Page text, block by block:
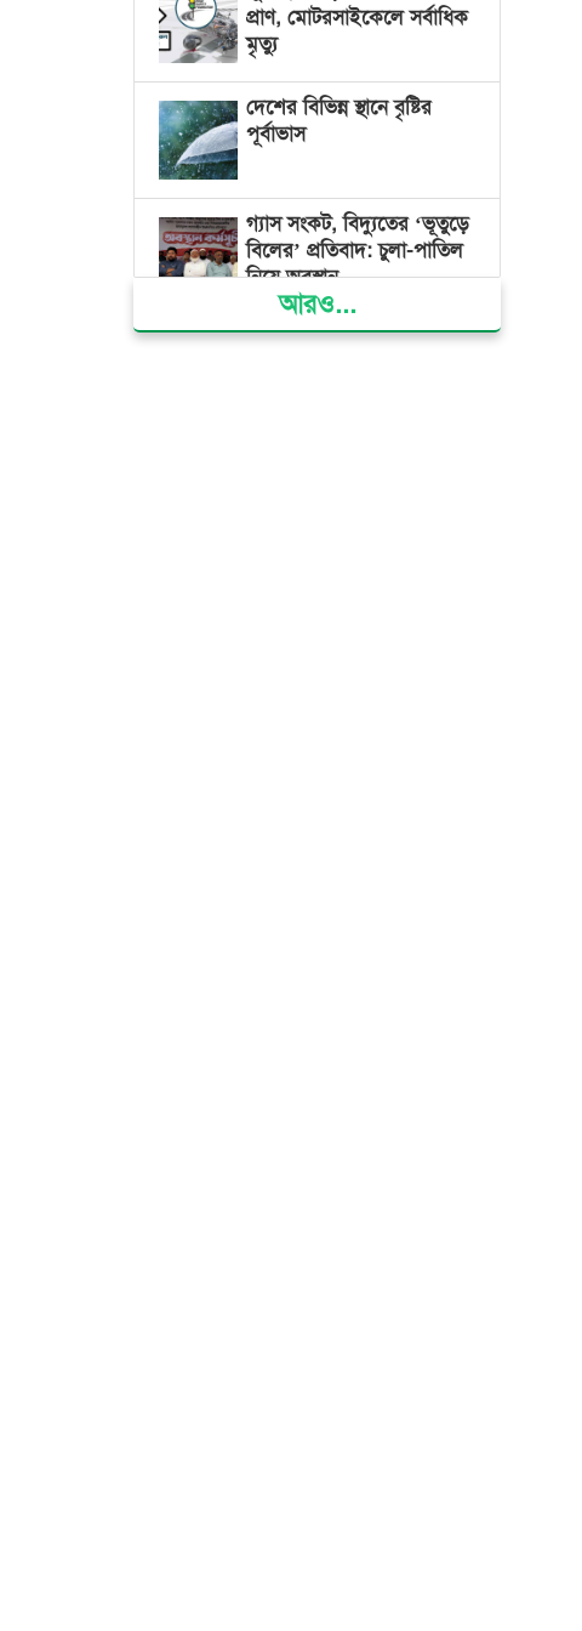
প্রাণ, মোটরসাইকেলে সর্বাধিক
মৃত্যু
দেশের বিভিন্ন স্থানে বৃষ্টির
পূর্বাভাস
গ্যাস সংকট, বিদ্যুতের ‘ভূতুড়ে
বিলের’ প্রতিবাদ: চুলা-পাতিল
নিয়ে অবস্থান
ক্ষমতার কেন্দ্র গণভবন থেকে
আরও...